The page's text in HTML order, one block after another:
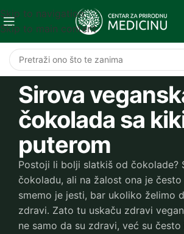
Skip to navigation
Skip to main content
Sirova
čokolada sa
puterom
Postoji li bolji slatkiš od čokolade?
čokoladu, ali na žalost ona je
smemo je jesti, bar ukoliko želimo
zdravi. Zato tu uskaču zdravi
ne samo da su zdravi, već su